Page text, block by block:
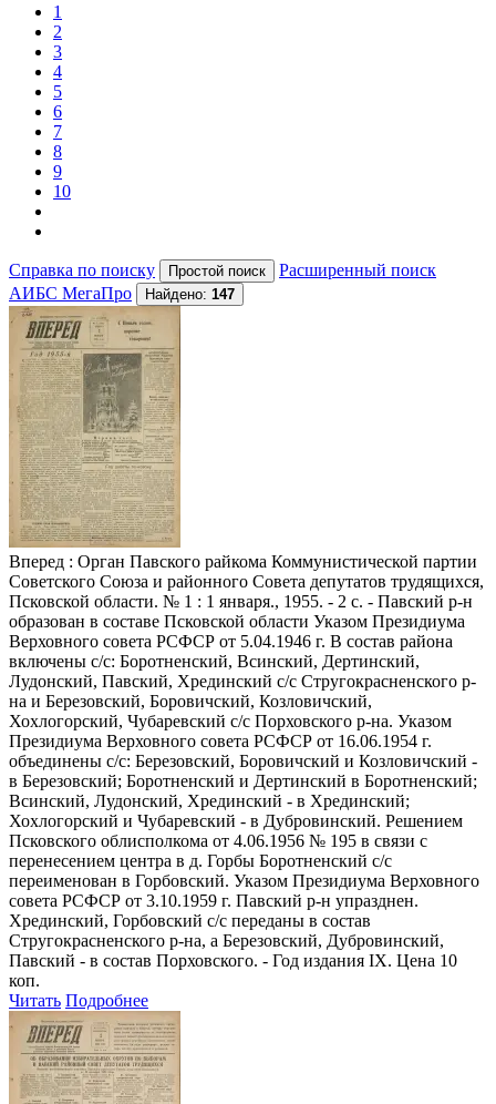
1
2
3
4
5
6
7
8
9
10
Справка по поиску
Расширенный поиск
АИБС МегаПро
Найдено: 147
Вперед : Орган Павского райкома Коммунистической партии
Советского Союза и районного Совета депутатов трудящихся,
Псковской области. № 1 : 1 января., 1955. - 2 с. - Павский р-н
образован в составе Псковской области Указом Президиума
Верховного совета РСФСР от 5.04.1946 г. В состав района
включены с/с: Боротненский, Всинский, Дертинский,
Лудонский, Павский, Хрединский с/с Стругокрасненского р-
на и Березовский, Боровичский, Козловичский,
Хохлогорский, Чубаревский с/с Порховского р-на. Указом
Президиума Верховного совета РСФСР от 16.06.1954 г.
объединены с/с: Березовский, Боровичский и Козловичский -
в Березовский; Боротненский и Дертинский в Боротненский;
Всинский, Лудонский, Хрединский - в Хрединский;
Хохлогорский и Чубаревский - в Дубровинский. Решением
Псковского облисполкома от 4.06.1956 № 195 в связи с
перенесением центра в д. Горбы Боротненский с/с
переименован в Горбовский. Указом Президиума Верховного
совета РСФСР от 3.10.1959 г. Павский р-н упразднен.
Хрединский, Горбовский с/с переданы в состав
Стругокрасненского р-на, а Березовский, Дубровинский,
Павский - в состав Порховского. - Год издания IX. Цена 10
коп.
Читать Подробнее